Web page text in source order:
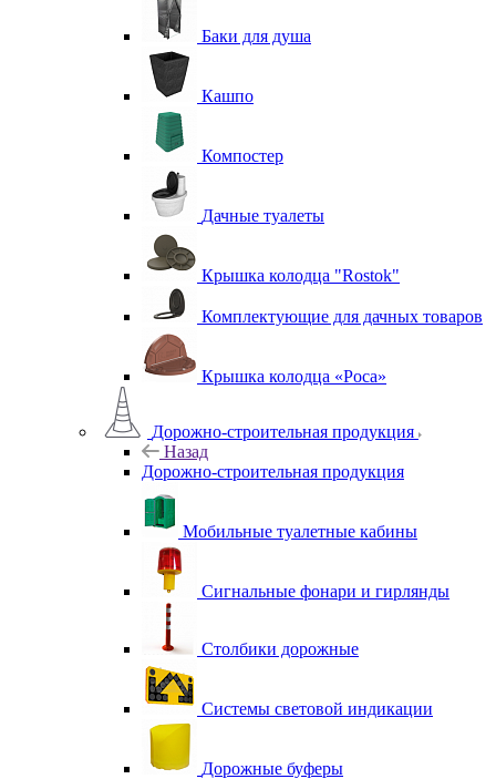
Баки для душа
Кашпо
Компостер
Дачные туалеты
Крышка колодца "Rostok"
Комплектующие для дачных товаров
Крышка колодца «Роса»
Дорожно-строительная продукция
Назад
Дорожно-строительная продукция
Мобильные туалетные кабины
Сигнальные фонари и гирлянды
Столбики дорожные
Системы световой индикации
Дорожные буферы